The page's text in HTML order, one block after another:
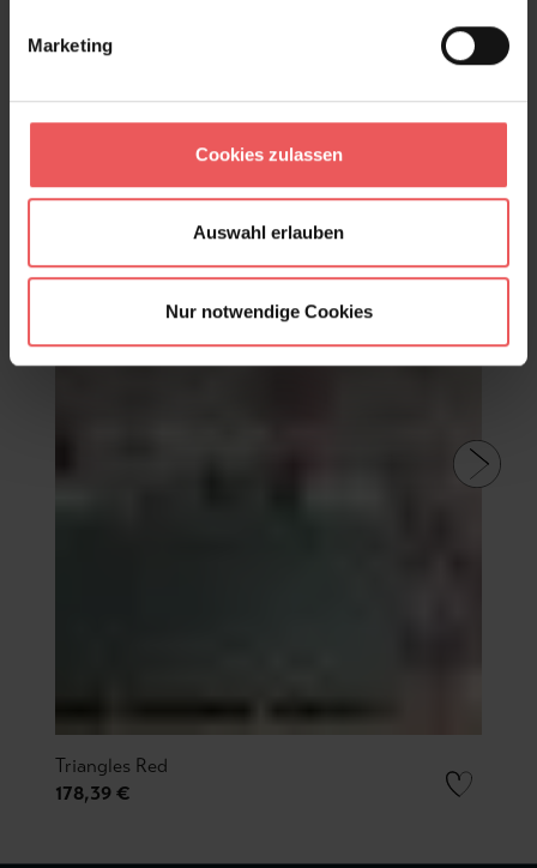
Marketing
Cookies zulassen
Auswahl erlauben
Nur notwendige Cookies
+49 (0)221 932 81 82
Triangles Red
178,39 €